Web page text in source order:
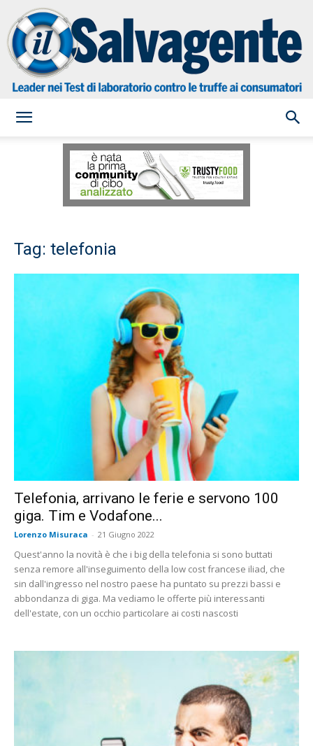
Salvagente
Tag: telefonia
Telefonia, arrivano le ferie e servono 100
giga. Tim e Vodafone...
Lorenzo Misuraca - 21 Giugno 2022
Quest'anno la novità è che i big della telefonia si sono buttati
senza remore all'inseguimento della low cost francese iliad, che
sin dall'ingresso nel nostro paese ha puntato su prezzi bassi e
abbondanza di giga. Ma vediamo le offerte più interessanti
dell'estate, con un occhio particolare ai costi nascosti